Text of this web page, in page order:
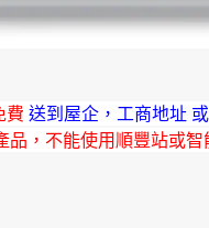
費 送到屋企，工商地址
品，不能使用順豐站或智